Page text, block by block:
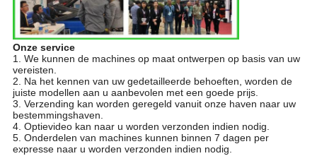
Onze service
1. We kunnen de machines op maat ontwerpen op basis van uw
vereisten.
2. Na het kennen van uw gedetailleerde behoeften, worden de
juiste modellen aan u aanbevolen met een goede prijs.
3. Verzending kan worden geregeld vanuit onze haven naar uw
bestemmingshaven.
4. Optievideo kan naar u worden verzonden indien nodig.
5. Onderdelen van machines kunnen binnen 7 dagen per
expresse naar u worden verzonden indien nodig.